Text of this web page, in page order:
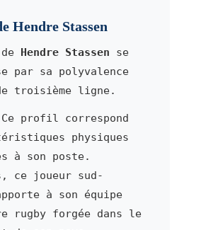
Hendre Stassen
Hendre Stassen se
par sa polyvalence
troisième ligne.
profil correspond
physiques
à son poste.
ce joueur sud-
à son équipe
rugby forgée dans le